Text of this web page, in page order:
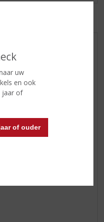
uw
en ook
jaar of
of ouder